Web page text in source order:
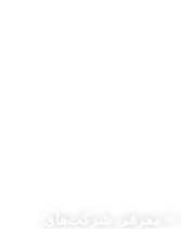
لیست شرکت کنندگان نمایشگاه الکامپ ۱۴۰۵ + معرفی شرکت‌های